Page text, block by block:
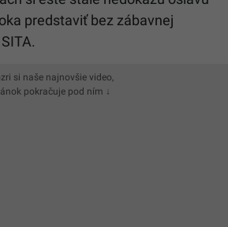
predstaviť bez zábavnej
si naše najnovšie video,
pokračuje pod ním ↓